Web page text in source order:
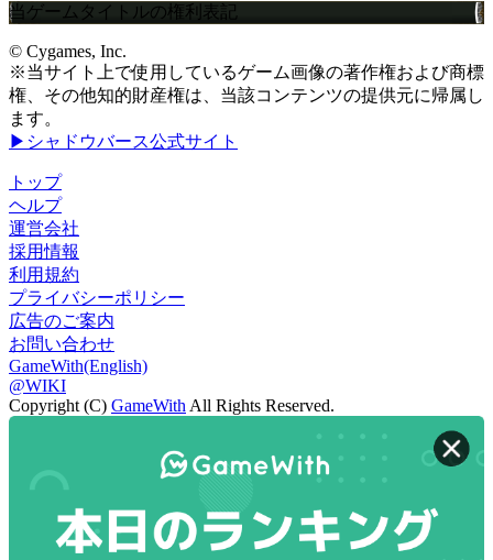
当ゲームタイトルの権利表記
© Cygames, Inc.
※当サイト上で使用しているゲーム画像の著作権および商標
権、その他知的財産権は、当該コンテンツの提供元に帰属し
ます。
▶シャドウバース公式サイト
トップ
ヘルプ
運営会社
採用情報
利用規約
プライバシーポリシー
広告のご案内
お問い合わせ
GameWith(English)
@WIKI
Copyright (C) GameWith All Rights Reserved.